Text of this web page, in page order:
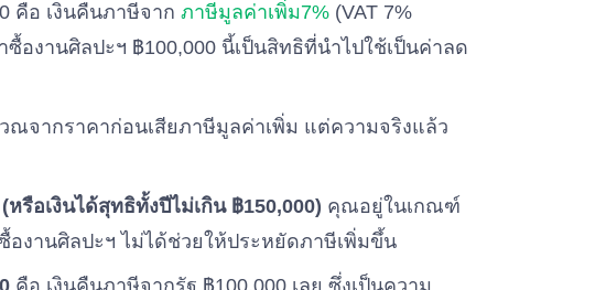
คือ เงินคืนภาษีจาก ภาษีมูลค่าเพิ่ม7% (VAT 7%
ซื้องานศิลปะฯ ฿100,000 นี้เป็นสิทธิที่นำไปใช้เป็นค่าลด
ณจากราคาก่อนเสียภาษีมูลค่าเพิ่ม แต่ความจริงแล้ว
รือเงินได้สุทธิทั้งปีไม่เกิน ฿150,000) คุณอยู่ในเกณฑ์
งานศิลปะฯ ไม่ได้ช่วยให้ประหยัดภาษีเพิ่มขึ้น
คือ เงินคืนภาษีจากรัฐ ฿100,000 เลย ซึ่งเป็นความ